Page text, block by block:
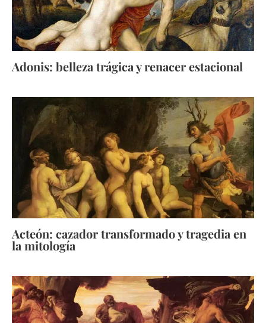
Adonis: belleza trágica y renacer estacional
Acteón: cazador transformado y tragedia en
la mitología